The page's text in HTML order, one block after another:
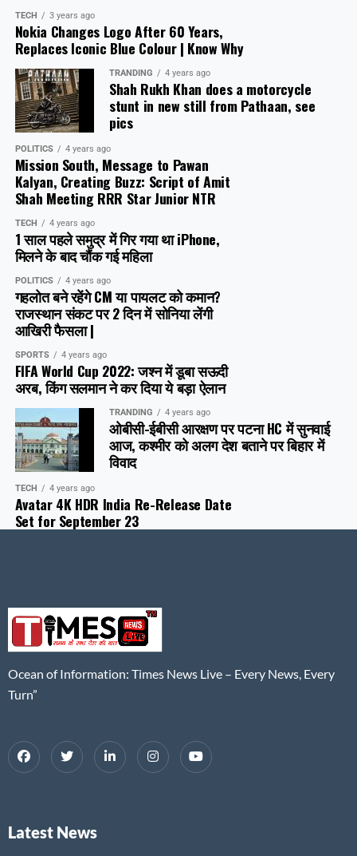
TECH 3 years ago
Nokia Changes Logo After 60 Years,
Replaces Iconic Blue Colour | Know Why
TRANDING 4 years ago
Shah Rukh Khan does a motorcycle
stunt in new still from Pathaan, see
pics
POLITICS 4 years ago
Mission South, Message to Pawan
Kalyan, Creating Buzz: Script of Amit
Shah Meeting RRR Star Junior NTR
TECH 4 years ago
1 साल पहले समुद्र में गिर गया था iPhone,
मिलने के बाद चौंक गई महिला
POLITICS 4 years ago
गहलोत बने रहेंगे CM या पायलट को कमान?
राजस्थान संकट पर 2 दिन में सोनिया लेंगी
आखिरी फैसला |
SPORTS 4 years ago
FIFA World Cup 2022: जश्न में डूबा सऊदी
अरब, क‍िंग सलमान ने कर दिया ये बड़ा ऐलान
TRANDING 4 years ago
ओबीसी-ईबीसी आरक्षण पर पटना HC में सुनवाई
आज, कश्मीर को अलग देश बताने पर बिहार में
विवाद
TECH 4 years ago
Avatar 4K HDR India Re-Release Date
Set for September 23
Ocean of Information: Times News Live – Every News, Every
Turn”
Latest News